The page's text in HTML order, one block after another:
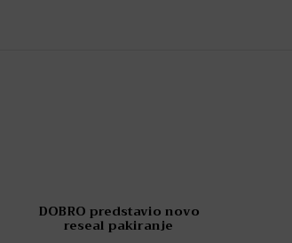
DOBRO predstavio novo
reseal pakiranje